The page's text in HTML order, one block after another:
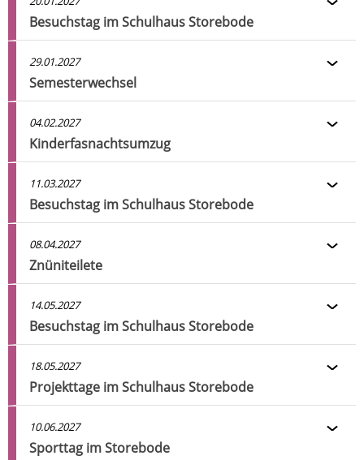
Besuchstag im Schulhaus Storebode
29.01.2027
Semesterwechsel
04.02.2027
Kinderfasnachtsumzug
11.03.2027
Besuchstag im Schulhaus Storebode
08.04.2027
Znüniteilete
14.05.2027
Besuchstag im Schulhaus Storebode
18.05.2027
Projekttage im Schulhaus Storebode
10.06.2027
Sporttag im Storebode